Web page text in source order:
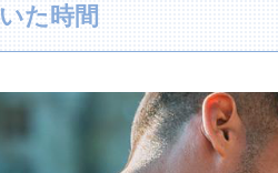
た時間